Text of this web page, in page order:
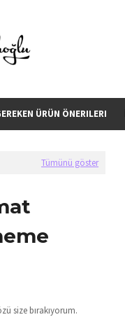
ÜRÜN ÖNERILERI
Tümünü göster
size bırakıyorum.